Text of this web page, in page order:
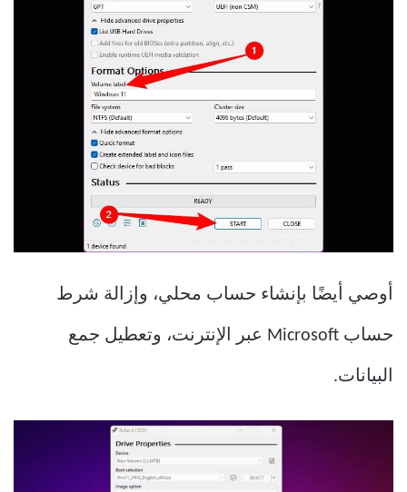
أوصي أيضًا بإنشاء حساب محلي، وإزالة شرط
حساب Microsoft عبر الإنترنت، وتعطيل جمع
البيانات.